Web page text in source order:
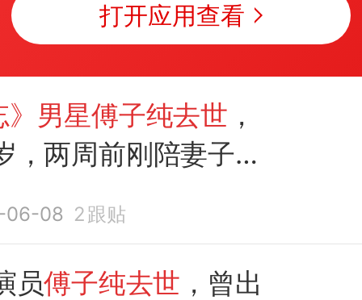
打开应用查看
》男星傅子纯去世 ，
，两周前刚陪妻子泡
06-08 2 跟贴
员傅子纯去世 ，曾出